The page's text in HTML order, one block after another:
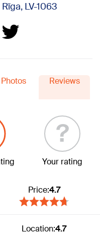
LV-1063
Photos Reviews
?
Your rating
Price:4.7
Location:4.7